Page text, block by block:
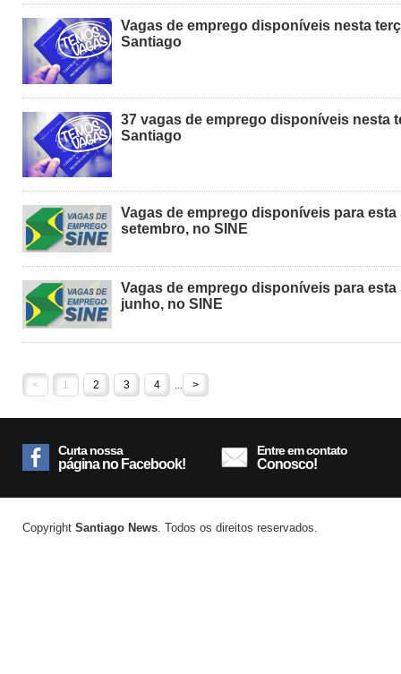
Vagas de emprego disponíveis nesta
Santiago
37 vagas de emprego disponíveis nesta
Santiago
Vagas de emprego disponíveis para esta
setembro, no SINE
Vagas de emprego disponíveis para esta
junho, no SINE
< 1 2 3 4 ... >
Curta nossa
página no Facebook!
Entre em contato
Conosco!
Copyright Santiago News. Todos os direitos reservados.